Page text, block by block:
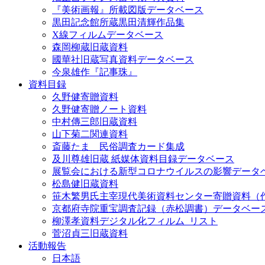
『美術画報』所載図版データベース
黒田記念館所蔵黒田清輝作品集
X線フィルムデータベース
森岡柳蔵旧蔵資料
國華社旧蔵写真資料データベース
今泉雄作『記事珠』
資料目録
久野健寄贈資料
久野健寄贈ノート資料
中村傳三郎旧蔵資料
山下菊二関連資料
斎藤たま 民俗調査カード集成
及川尊雄旧蔵 紙媒体資料目録データベース
展覧会における新型コロナウイルスの影響データ
松島健旧蔵資料
笹木繁男氏主宰現代美術資料センター寄贈資料（
京都府寺院重宝調査記録（赤松調書）データベー
柳澤孝資料デジタル化フィルム_リスト
菅沼貞三旧蔵資料
活動報告
日本語